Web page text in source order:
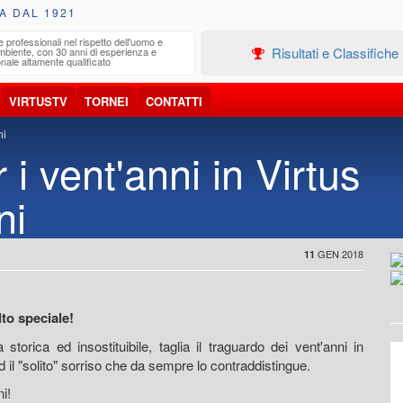
DAL 1921
professionali nel rispetto dell'uomo e
con 30 anni di esperienza e
altamente qualificato Risultati e Classifiche
VIRTUSTV TORNEI CONTATTI
i vent'anni in Virtus
11 GEN 2018
speciale!
ed insostituibile, taglia il traguardo dei vent'anni in
"solito" sorriso che da sempre lo contraddistingue.